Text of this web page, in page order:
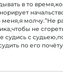
в то
меня,я молчу.”Не
не
судись с
по его